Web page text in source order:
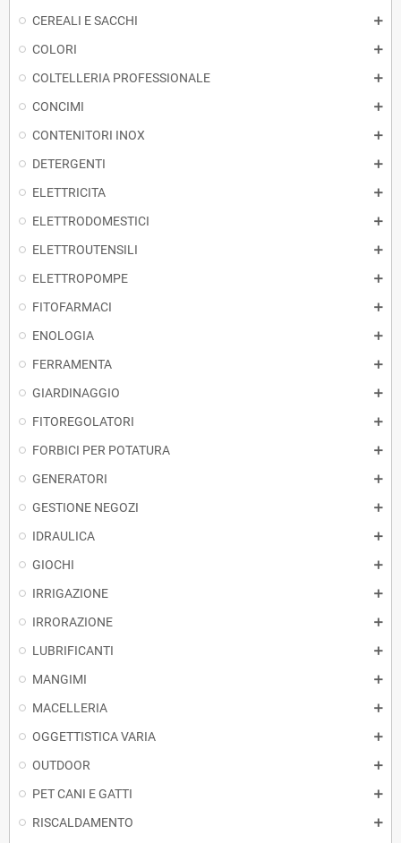
CEREALI E SACCHI
COLORI
COLTELLERIA PROFESSIONALE
CONCIMI
CONTENITORI INOX
DETERGENTI
ELETTRICITA
ELETTRODOMESTICI
ELETTROUTENSILI
ELETTROPOMPE
FITOFARMACI
ENOLOGIA
FERRAMENTA
GIARDINAGGIO
FITOREGOLATORI
FORBICI PER POTATURA
GENERATORI
GESTIONE NEGOZI
IDRAULICA
GIOCHI
IRRIGAZIONE
IRRORAZIONE
LUBRIFICANTI
MANGIMI
MACELLERIA
OGGETTISTICA VARIA
OUTDOOR
PET CANI E GATTI
RISCALDAMENTO